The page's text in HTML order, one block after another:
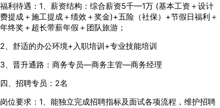
福利待遇：1、薪资结构：综合薪资5千—1万 (基本工资＋设计
费提成＋施工提成＋绩效＋奖金)+五险（社保）+节假日福利＋
年终奖＋超长带薪年假＋团队旅游；
2、舒适的办公环境+入职培训+专业技能培训
3、晋升通路：商务专员—商务主管—商务经理
四、招聘专员：2名
岗位要求：1、能独立完成招聘指标及面试各项流程，维护招聘